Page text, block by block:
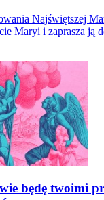
Najświętszej
Maryi i zaprasza ją
będę twoimi